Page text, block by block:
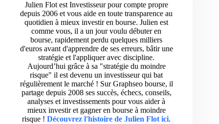
Julien Flot est Investisseur pour compte propre
depuis 2006 et vous aide en toute transparence au
quotidien à mieux investir en bourse. Julien est
comme vous, il a un jour voulu débuter en
bourse, rapidement perdu quelques milliers
d'euros avant d'apprendre de ses erreurs, bâtir une
stratégie et l'appliquer avec discipline.
Aujourd’hui grâce à sa "stratégie du moindre
risque" il est devenu un investisseur qui bat
régulièrement le marché ! Sur Graphseo bourse, il
partage depuis 2008 ses succès, échecs, conseils,
analyses et investissements pour vous aider à
mieux investir et gagner en bourse à moindre
risque ! Découvrez l'histoire de Julien Flot ici.